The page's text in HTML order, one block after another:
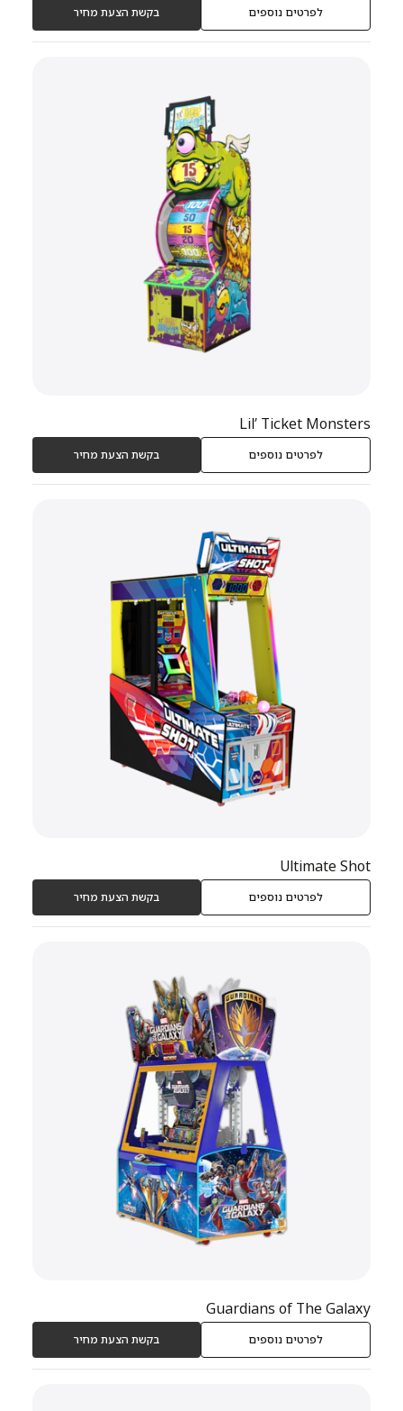
לפרטים נוספים בקשת הצעת מחיר
Lil’ Ticket Monsters
לפרטים נוספים בקשת הצעת מחיר
Ultimate Shot
לפרטים נוספים בקשת הצעת מחיר
Guardians of The Galaxy
לפרטים נוספים בקשת הצעת מחיר